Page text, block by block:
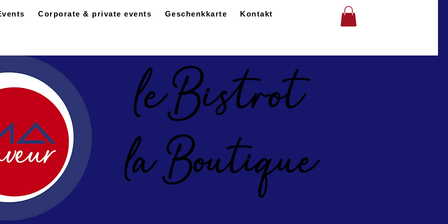
Corporate & private events Geschenkkarte Kontakt